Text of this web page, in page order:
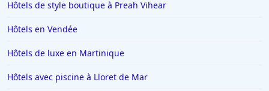
Hôtels à La Toussuire
Hôtels en Lorraine
Hôtels de style boutique à Preah Vihear
Hôtels en Vendée
Hôtels de luxe en Martinique
Hôtels avec piscine à Lloret de Mar